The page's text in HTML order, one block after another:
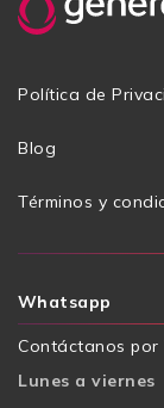
Política de
Blog
Términos y
Whatsapp
Contáctanos
Lunes a viernes